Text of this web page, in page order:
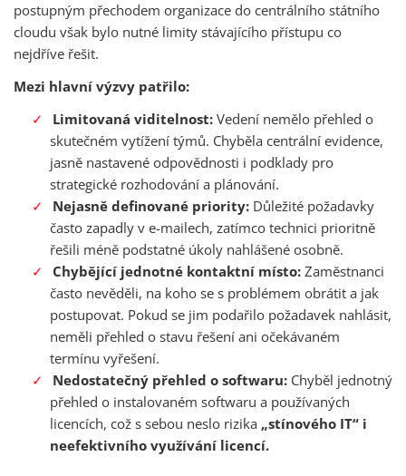
postupným přechodem organizace do centrálního státního
cloudu však bylo nutné limity stávajícího přístupu co
nejdříve řešit.
Mezi hlavní výzvy patřilo:
Limitovaná viditelnost: Vedení nemělo přehled o
skutečném vytížení týmů. Chyběla centrální evidence,
jasně nastavené odpovědnosti i podklady pro
strategické rozhodování a plánování.
Nejasně definované priority: Důležité požadavky
často zapadly v e-mailech, zatímco technici prioritně
řešili méně podstatné úkoly nahlášené osobně.
Chybějící jednotné kontaktní místo: Zaměstnanci
často nevěděli, na koho se s problémem obrátit a jak
postupovat. Pokud se jim podařilo požadavek nahlásit,
neměli přehled o stavu řešení ani očekávaném
termínu vyřešení.
Nedostatečný přehled o softwaru: Chyběl jednotný
přehled o instalovaném softwaru a používaných
licencích, což s sebou neslo rizika „stínového IT“ i
neefektivního využívání licencí.